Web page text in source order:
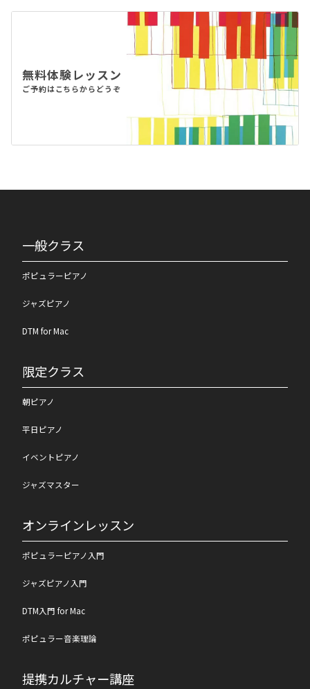
無料体験レッスン
ご予約はこちらからどうぞ
一般クラス
ポピュラーピアノ
ジャズピアノ
DTM for Mac
限定クラス
朝ピアノ
平日ピアノ
イベントピアノ
ジャズマスター
オンラインレッスン
ポピュラーピアノ入門
ジャズピアノ入門
DTM入門 for Mac
ポピュラー音楽理論
提携カルチャー講座